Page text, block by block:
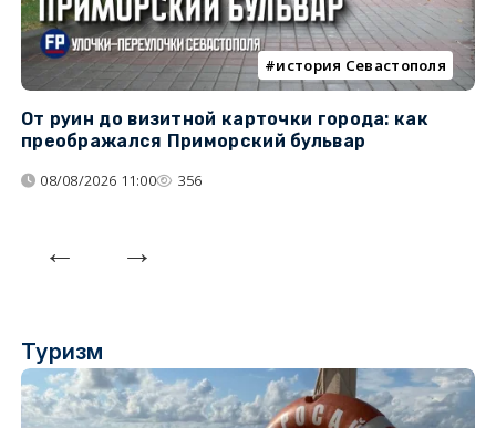
история Севастополя
От руин до визитной карточки города: как
преображался Приморский бульвар
08/08/2026 11:00 356
Туризм